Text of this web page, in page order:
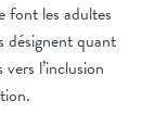
font les adultes
désignent quant
l’inclusion